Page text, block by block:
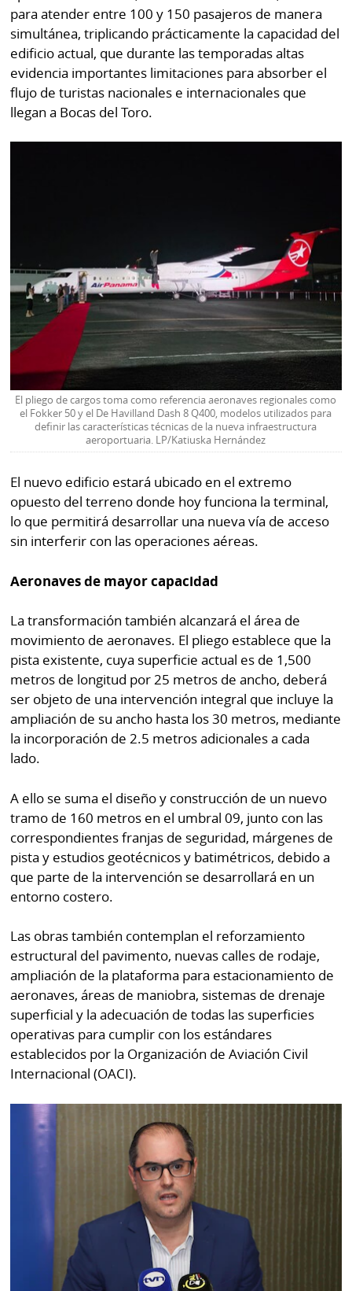
para atender entre 100 y 150 pasajeros de manera
simultánea, triplicando prácticamente la capacidad del
edificio actual, que durante las temporadas altas
evidencia importantes limitaciones para absorber el
flujo de turistas nacionales e internacionales que
llegan a Bocas del Toro.
El pliego de cargos toma como referencia aeronaves regionales como
el Fokker 50 y el De Havilland Dash 8 Q400, modelos utilizados para
definir las características técnicas de la nueva infraestructura
aeroportuaria. LP/Katiuska Hernández
El nuevo edificio estará ubicado en el extremo
opuesto del terreno donde hoy funciona la terminal,
lo que permitirá desarrollar una nueva vía de acceso
sin interferir con las operaciones aéreas.
Aeronaves de mayor capacidad
La transformación también alcanzará el área de
movimiento de aeronaves. El pliego establece que la
pista existente, cuya superficie actual es de 1,500
metros de longitud por 25 metros de ancho, deberá
ser objeto de una intervención integral que incluye la
ampliación de su ancho hasta los 30 metros, mediante
la incorporación de 2.5 metros adicionales a cada
lado.
A ello se suma el diseño y construcción de un nuevo
tramo de 160 metros en el umbral 09, junto con las
correspondientes franjas de seguridad, márgenes de
pista y estudios geotécnicos y batimétricos, debido a
que parte de la intervención se desarrollará en un
entorno costero.
Las obras también contemplan el reforzamiento
estructural del pavimento, nuevas calles de rodaje,
ampliación de la plataforma para estacionamiento de
aeronaves, áreas de maniobra, sistemas de drenaje
superficial y la adecuación de todas las superficies
operativas para cumplir con los estándares
establecidos por la Organización de Aviación Civil
Internacional (OACI).